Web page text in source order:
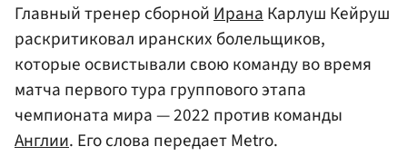
Главный тренер сборнойИранаКарлуш Кейруш
раскритиковал иранских болельщиков,
которые освистывали свою команду во время
матча первого тура группового этапа
чемпионата мира — 2022 против команды
Англии. Его слова передает Metro.